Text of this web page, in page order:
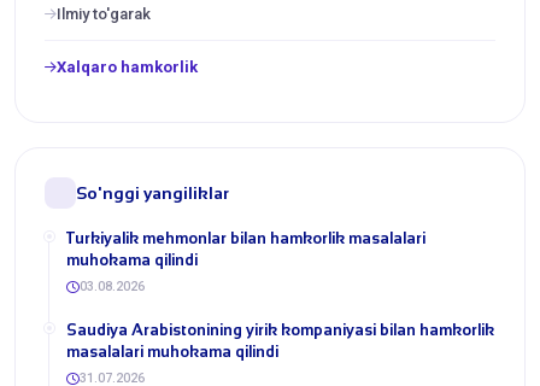
Ilmiy to'garak
Xalqaro hamkorlik
So'nggi yangiliklar
Turkiyalik mehmonlar bilan hamkorlik masalalari
muhokama qilindi
03.08.2026
​Saudiya Arabistonining yirik kompaniyasi bilan hamkorlik
masalalari muhokama qilindi
31.07.2026